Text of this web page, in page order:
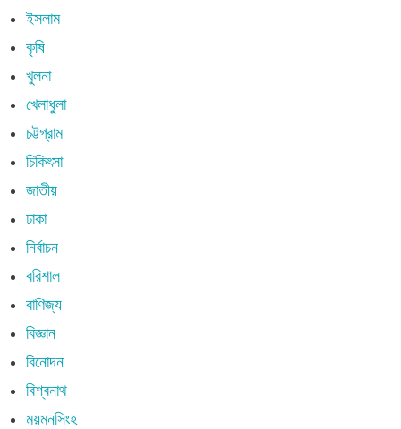
ইসলাম
কৃষি
খুলনা
খেলাধুলা
চট্টগ্রাম
চিকিৎসা
জাতীয়
ঢাকা
নির্বাচন
বরিশাল
বাণিজ্য
বিজ্ঞান
বিনোদন
বিশ্বনাথ
ময়মনসিংহ